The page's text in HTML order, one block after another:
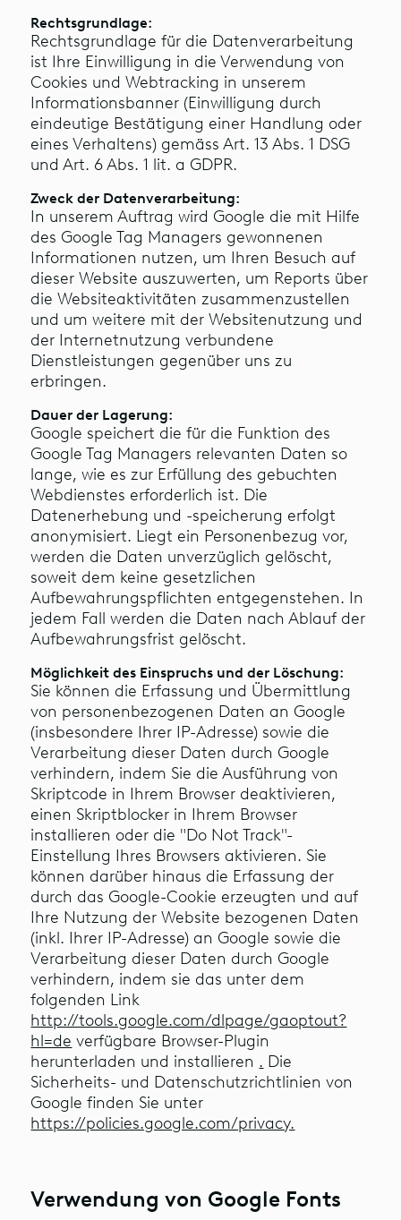
Rechtsgrundlage:
Rechtsgrundlage für die Datenverarbeitung
ist Ihre Einwilligung in die Verwendung von
Cookies und Webtracking in unserem
Informationsbanner (Einwilligung durch
eindeutige Bestätigung einer Handlung oder
eines Verhaltens) gemäss Art. 13 Abs. 1 DSG
und Art. 6 Abs. 1 lit. a GDPR.
Zweck der Datenverarbeitung:
In unserem Auftrag wird Google die mit Hilfe
des Google Tag Managers gewonnenen
Informationen nutzen, um Ihren Besuch auf
dieser Website auszuwerten, um Reports über
die Websiteaktivitäten zusammenzustellen
und um weitere mit der Websitenutzung und
der Internetnutzung verbundene
Dienstleistungen gegenüber uns zu
erbringen.
Dauer der Lagerung:
Google speichert die für die Funktion des
Google Tag Managers relevanten Daten so
lange, wie es zur Erfüllung des gebuchten
Webdienstes erforderlich ist. Die
Datenerhebung und -speicherung erfolgt
anonymisiert. Liegt ein Personenbezug vor,
werden die Daten unverzüglich gelöscht,
soweit dem keine gesetzlichen
Aufbewahrungspflichten entgegenstehen. In
jedem Fall werden die Daten nach Ablauf der
Aufbewahrungsfrist gelöscht.
Möglichkeit des Einspruchs und der Löschung:
Sie können die Erfassung und Übermittlung
von personenbezogenen Daten an Google
(insbesondere Ihrer IP-Adresse) sowie die
Verarbeitung dieser Daten durch Google
verhindern, indem Sie die Ausführung von
Skriptcode in Ihrem Browser deaktivieren,
einen Skriptblocker in Ihrem Browser
installieren oder die "Do Not Track"-
Einstellung Ihres Browsers aktivieren. Sie
können darüber hinaus die Erfassung der
durch das Google-Cookie erzeugten und auf
Ihre Nutzung der Website bezogenen Daten
(inkl. Ihrer IP-Adresse) an Google sowie die
Verarbeitung dieser Daten durch Google
verhindern, indem sie das unter dem
folgenden Link
http://tools.google.com/dlpage/gaoptout?
hl=de verfügbare Browser-Plugin
herunterladen und installieren . Die
Sicherheits- und Datenschutzrichtlinien von
Google finden Sie unter
https://policies.google.com/privacy.
Verwendung von Google Fonts